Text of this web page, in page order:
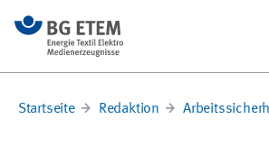
Startseite Redaktion